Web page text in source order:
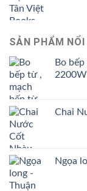
SẢN PHẨM NỔI
Bo
Chai
Ngọa